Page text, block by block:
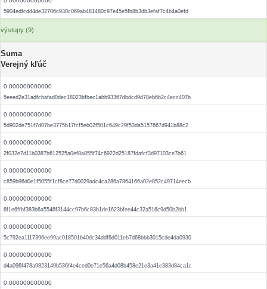
5904edfcdd4de32706c930c069ab481480c97e45e5fb8b3db3efaf7c4b4a0efd
výstupy (9)
Suma
Verejný kľúč
0.000000000000
5eeed2e31adfcbafad0dec18023bfbec1abb93367dbdcd9d78eb6b2c4ecc407b
0.000000000000
5d902de751f7d07be3775b17fcf5eb02f501c649c29f53da5157667d941b88c2
0.000000000000
2f032e7d11b0387b612525a0ef8a855f74c6922d25187fdafcf3d97103ce7b61
0.000000000000
c859b96d0e1f5055f1cf8ce77d0029adc4ca286a7864166a02e852c49714eecb
0.000000000000
6f1e6ffbf383b6a5546f3144cc97b6c83b1de1623bfee44c32a516c9d50b2bb1
0.000000000000
5c792ea1117396ee99ac018501b40dc34ddf6d011eb7d68bbb3015cde4da0930
0.000000000000
d4a096f478a9823149b536f4e4ced0e71e56a4d08b458e21e3a41e383d84ca1c
0.000000000000